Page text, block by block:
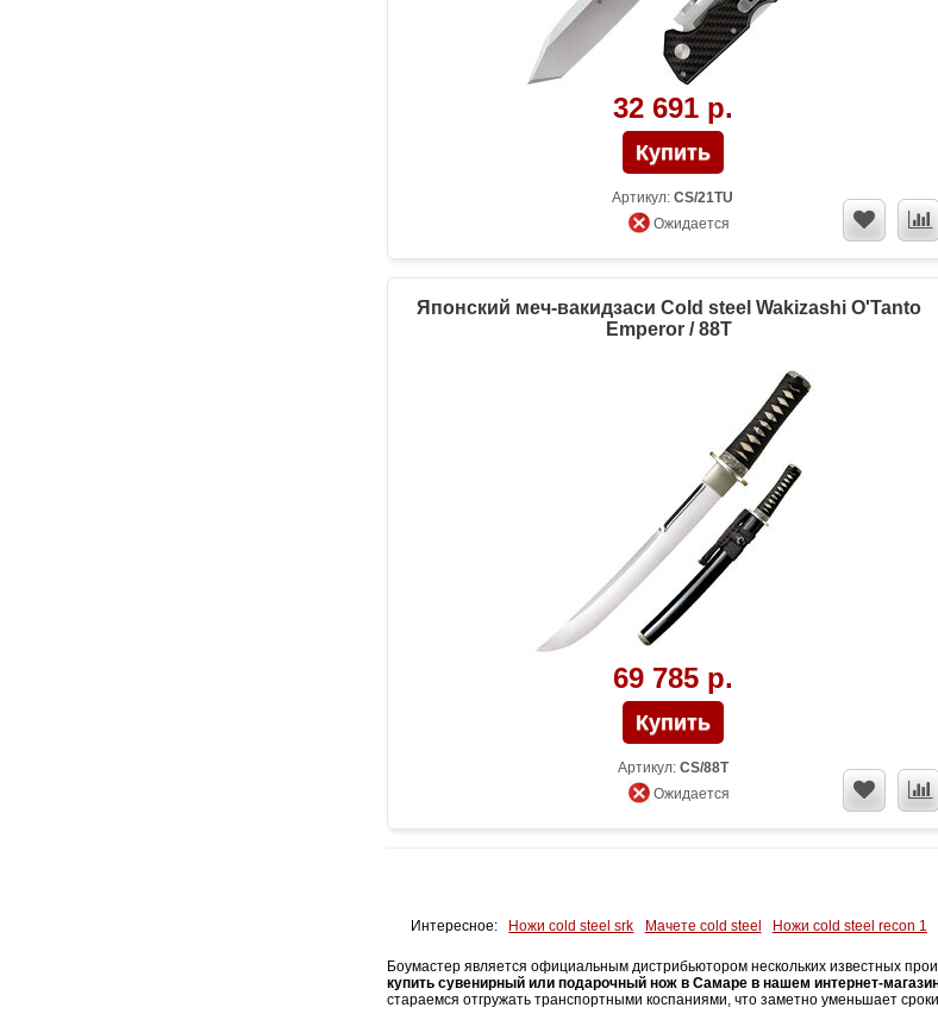
32 691 р.
Артикул: CS/21TU
Ожидается
Японский меч-вакидзаси Cold steel Wakizashi O'Tanto
Emperor / 88T
69 785 р.
Артикул: CS/88T
Ожидается
Интересное: Ножи cold steel srk Мачете cold steel Ножи cold steel recon 1
Боумастер является официальным дистрибьютором нескольких известных
купить сувенирный или подарочный нож в Самаре в нашем интернет-
стараемся отгружать транспортными коспаниями, что заметно уменьшает